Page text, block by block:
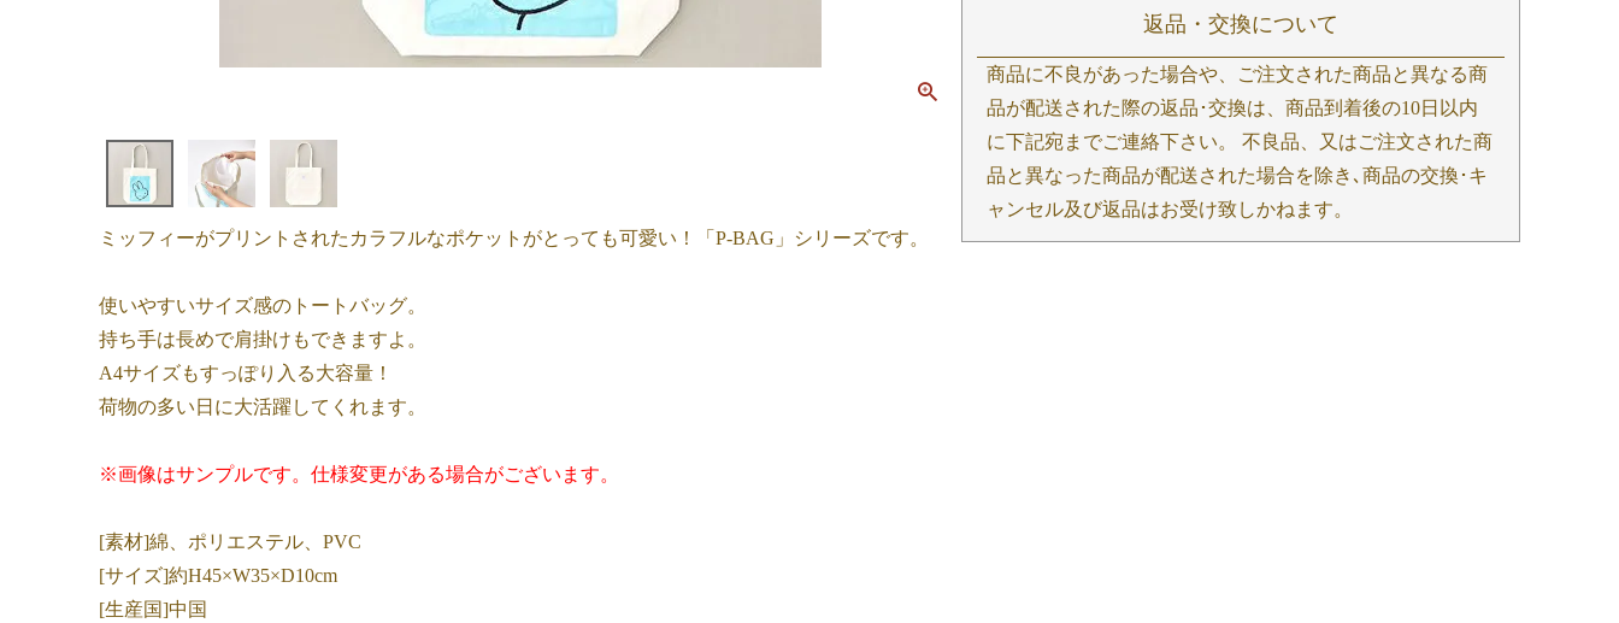
ミッフィーがプリントされたカラフルなポケットがとっても可愛い！「P-BAG」シリーズです。
使いやすいサイズ感のトートバッグ。
持ち手は長めで肩掛けもできますよ。
A4サイズもすっぽり入る大容量！
荷物の多い日に大活躍してくれます。
※画像はサンプルです。仕様変更がある場合がございます。
[素材]綿、ポリエステル、PVC
[サイズ]約H45×W35×D10cm
[生産国]中国
返品・交換について
商品に不良があった場合や、ご注文された商品と異なる商
品が配送された際の返品･交換は、商品到着後の10日以内
に下記宛までご連絡下さい。 不良品、又はご注文された商
品と異なった商品が配送された場合を除き､商品の交換･キ
ャンセル及び返品はお受け致しかねます。